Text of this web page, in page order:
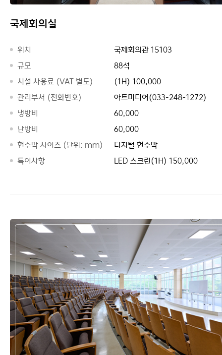
국제회의실
위치
국제회의관 15103
규모
88석
시설 사용료 (VAT 별도)
(1H) 100,000
관리부서 (전화번호)
아트미디어(033-248-1272)
냉방비
60,000
난방비
60,000
현수막 사이즈 (단위: mm)
디지털 현수막
특이사항
LED 스크린(1H) 150,000